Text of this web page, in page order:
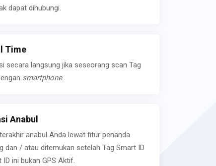
dapat dihubungi.
Time
secara langsung jika seseorang scan Tag
smartphone.
Anabul
anabul Anda lewat fitur penanda
dan / atau ditemukan setelah Tag Smart ID
ini bukan GPS Aktif.